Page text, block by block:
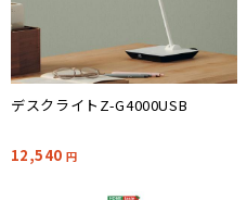
デスクライトZ-G4000USB
12,540 円